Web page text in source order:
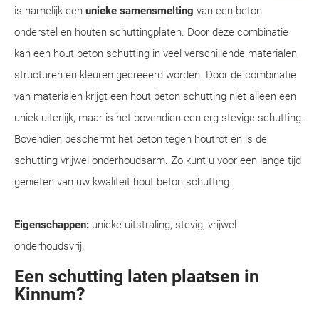
is namelijk een unieke samensmelting van een beton
onderstel en houten schuttingplaten. Door deze combinatie
kan een hout beton schutting in veel verschillende materialen,
structuren en kleuren gecreëerd worden. Door de combinatie
van materialen krijgt een hout beton schutting niet alleen een
uniek uiterlijk, maar is het bovendien een erg stevige schutting.
Bovendien beschermt het beton tegen houtrot en is de
schutting vrijwel onderhoudsarm. Zo kunt u voor een lange tijd
genieten van uw kwaliteit hout beton schutting.
Eigenschappen: unieke uitstraling, stevig, vrijwel
onderhoudsvrij.
Een schutting laten plaatsen in
Kinnum?